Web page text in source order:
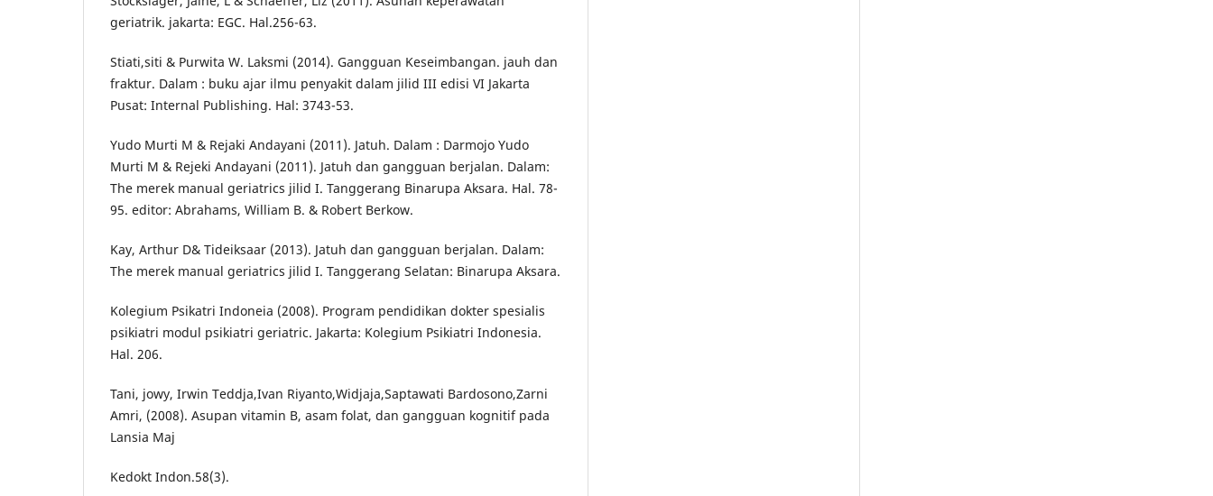
geriatrik. jakarta: EGC. Hal.256-63.
Stiati,siti & Purwita W. Laksmi (2014). Gangguan Keseimbangan. jauh dan
fraktur. Dalam : buku ajar ilmu penyakit dalam jilid III edisi VI Jakarta
Pusat: Internal Publishing. Hal: 3743-53.
Yudo Murti M & Rejaki Andayani (2011). Jatuh. Dalam : Darmojo Yudo
Murti M & Rejeki Andayani (2011). Jatuh dan gangguan berjalan. Dalam:
The merek manual geriatrics jilid I. Tanggerang Binarupa Aksara. Hal. 78-
95. editor: Abrahams, William B. & Robert Berkow.
Kay, Arthur D& Tideiksaar (2013). Jatuh dan gangguan berjalan. Dalam:
The merek manual geriatrics jilid I. Tanggerang Selatan: Binarupa Aksara.
Kolegium Psikatri Indoneia (2008). Program pendidikan dokter spesialis
psikiatri modul psikiatri geriatric. Jakarta: Kolegium Psikiatri Indonesia.
Hal. 206.
Tani, jowy, Irwin Teddja,Ivan Riyanto,Widjaja,Saptawati Bardosono,Zarni
Amri, (2008). Asupan vitamin B, asam folat, dan gangguan kognitif pada
Lansia Maj
Kedokt Indon.58(3).